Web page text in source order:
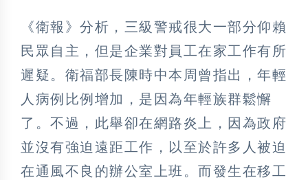
《衛報》分析，三級警戒很大一部分仰賴
民眾自主，但是企業對員工在家工作有所
遲疑。衛福部長陳時中本周曾指出，年輕
人病例比例增加，是因為年輕族群鬆懈
了。不過，此舉卻在網路炎上，因為政府
並沒有強迫遠距工作，以至於許多人被迫
在通風不良的辦公室上班。而發生在移工